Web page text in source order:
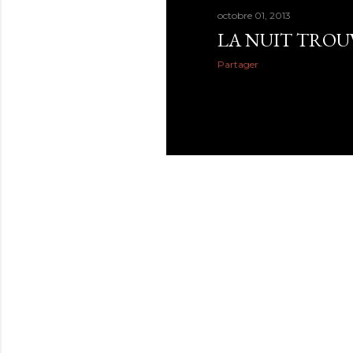
octobre 01, 2013
LA NUIT
Partager